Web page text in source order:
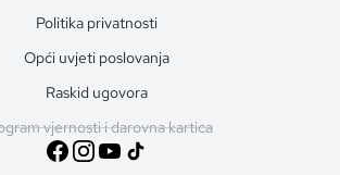
Politika privatnosti
Opći uvjeti poslovanja
Raskid ugovora
vjernosti i darovna kartica